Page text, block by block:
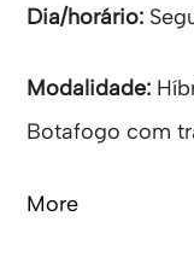
Dia/horário:
Modalidade:
Botafogo com
More